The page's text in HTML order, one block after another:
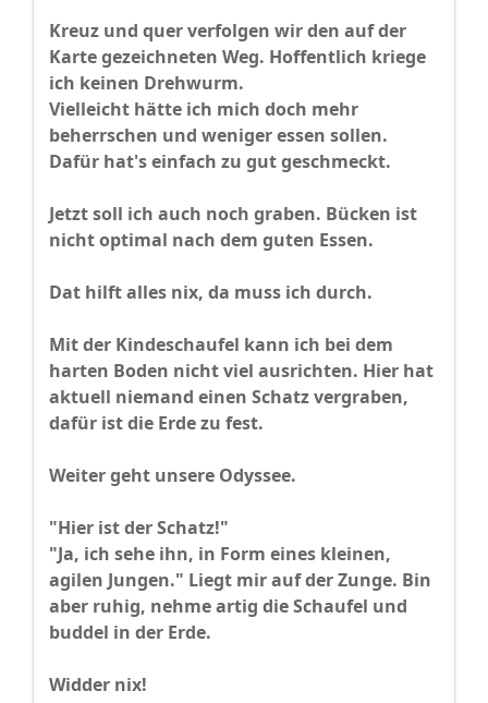
Kreuz und quer verfolgen wir den auf der
Karte gezeichneten Weg. Hoffentlich kriege
ich keinen Drehwurm.
Vielleicht hätte ich mich doch mehr
beherrschen und weniger essen sollen.
Dafür hat's einfach zu gut geschmeckt.
Jetzt soll ich auch noch graben. Bücken ist
nicht optimal nach dem guten Essen.
Dat hilft alles nix, da muss ich durch.
Mit der Kindeschaufel kann ich bei dem
harten Boden nicht viel ausrichten. Hier hat
aktuell niemand einen Schatz vergraben,
dafür ist die Erde zu fest.
​Weiter geht unsere Odyssee.
"Hier ist der Schatz!"
"Ja, ich sehe ihn, in Form eines kleinen,
agilen Jungen." Liegt mir auf der Zunge. Bin
aber ruhig, nehme artig die Schaufel und
buddel in der Erde.
Widder nix!